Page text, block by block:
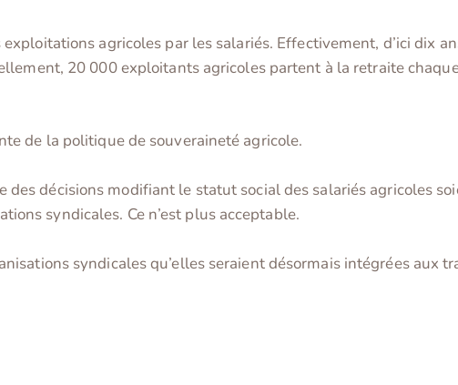
agricoles par les salariés. Effectivement, d’ici dix
20 000 exploitants agricoles partent à la retraite
de la politique de souveraineté agricole.
des décisions modifiant le statut social des salariés agricoles
syndicales. Ce n’est plus acceptable.
syndicales qu’elles seraient désormais intégrées aux